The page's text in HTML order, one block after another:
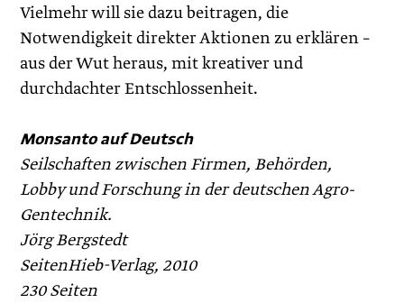
Vielmehr will sie dazu beitragen, die
Notwendigkeit direkter Aktionen zu erklären –
aus der Wut heraus, mit kreativer und
durchdachter Entschlossenheit.
Monsanto auf Deutsch
Seilschaften zwischen Firmen, Behörden,
Lobby und Forschung in der deutschen Agro-
Gentechnik.
Jörg Bergstedt
SeitenHieb-Verlag, 2010
230 Seiten